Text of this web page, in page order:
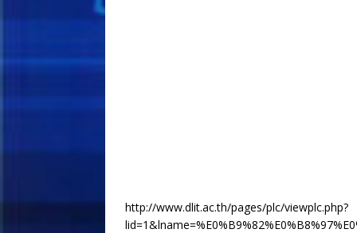
http://www.dlit.ac.th/pages/plc/viewplc.php?